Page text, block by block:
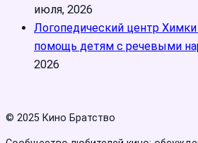
июля, 2026
Логопедический центр
помощь детям с речевыми
2026
© 2025 Кино Братство